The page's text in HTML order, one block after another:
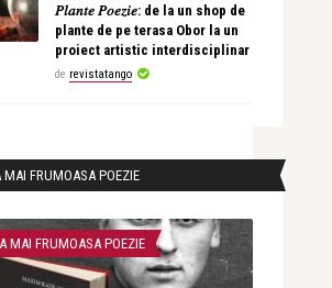
𝑃𝑙𝑎𝑛𝑡𝑒 𝑃𝑜𝑒𝑧𝑖𝑒: de la un shop de
plante de pe terasa Obor la un
proiect artistic interdisciplinar
de revistatango
MAI FRUMOASA POEZIE
MAI FRUMOASA POEZIE